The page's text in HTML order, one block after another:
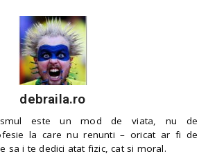
debraila.ro
este un mod de viata, nu de
la care nu renunti – oricat ar fi de
sa i te dedici atat fizic, cat si moral.